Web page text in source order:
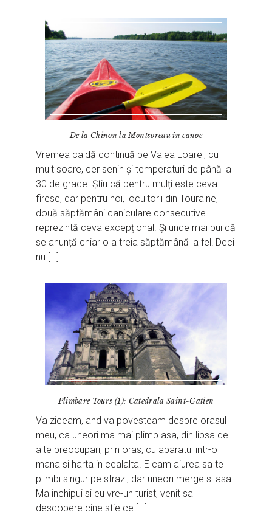
De la Chinon la Montsoreau în canoe
Vremea caldă continuă pe Valea Loarei, cu
mult soare, cer senin și temperaturi de până la
30 de grade. Știu că pentru mulți este ceva
firesc, dar pentru noi, locuitorii din Touraine,
două săptămâni caniculare consecutive
reprezintă ceva excepțional. Și unde mai pui că
se anunță chiar o a treia săptămână la fel! Deci
nu […]
Plimbare Tours (1): Catedrala Saint-Gatien
Va ziceam, and va povesteam despre orasul
meu, ca uneori ma mai plimb asa, din lipsa de
alte preocupari, prin oras, cu aparatul intr-o
mana si harta in cealalta. E cam aiurea sa te
plimbi singur pe strazi, dar uneori merge si asa.
Ma inchipui si eu vre-un turist, venit sa
descopere cine stie ce […]